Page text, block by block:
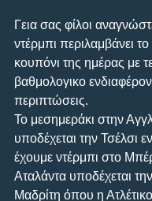
Γεια σας φίλοι
ντέρμπι περιλαμβάνει το
κουπόνι της ημέρας με
βαθμολογικο ενδιαφέρον
περιπτώσεις.
Το μεσημεράκι στην
υποδέχεται την Τσέλσι
έχουμε ντέρμπι στο
Αταλάντα υποδέχεται
Μαδρίτη όπου η